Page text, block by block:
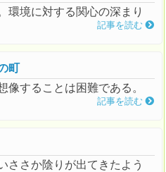
環境に対する関心の深まり
記事を読む
町
像することは困難である。
記事を読む
ささか陰りが出てきたよう